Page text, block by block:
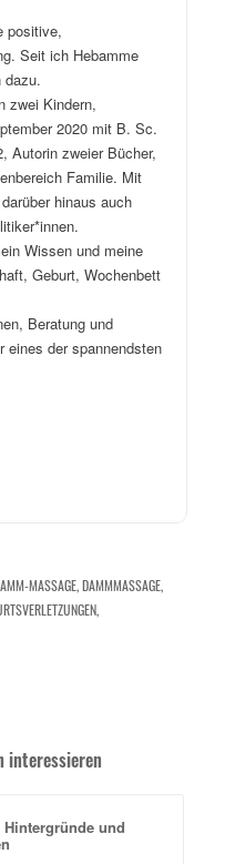
positive,
Seit ich Hebamme
dazu.
zwei Kindern,
2020 mit B. Sc.
Autorin zweier Bücher,
Familie. Mit
hinaus auch
Wissen und meine
Geburt, Wochenbett
Beratung und
eines der spannendsten
MASSAGE,DAMMMASSAGE,
,
interessieren
und